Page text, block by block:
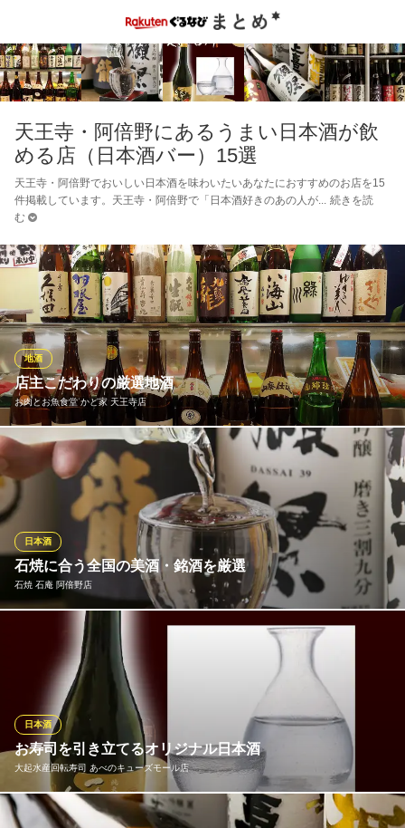
天王寺・阿倍野にあるうまい日本酒が飲
める店（日本酒バー）15選
天王寺・阿倍野でおいしい日本酒を味わいたいあなたにおすすめのお店を15
件掲載しています。天王寺・阿倍野で「日本酒好きのあの人が
続きを読
む
店主こだわりの厳選地酒
お肉とお魚食堂 かど家 天王寺店
地酒
店主が厳選したこだわりの地酒を30種類以上揃えました。『八重
垣』『八海山』『梵 ときしらず』など料理にピッタリな銘柄ばか
りを各680円（税抜）でお楽しみいただけます♪かど家おすすめの
地酒は『あさねぼう』『福光屋8PM』各一合770円（税抜）、
『獺祭50』770円（税抜）です。ご来店の際はぜひ一杯どうぞ★
お肉とお魚食堂 かど家 天王寺店
海鮮系が豊富な居酒屋
大阪メトロ谷町線天王寺駅 徒歩2分
大阪府大阪市天王寺区茶臼山町2-2 パラード天王寺1F
石焼に合う全国の美酒・銘酒を厳選
石焼 石庵 阿倍野店
日本酒
種類豊富なお酒も当店の自慢のひとつ。石焼に良く合う冷酒は全
国から厳選した銘柄をご用意しています。『獺祭』や『黒龍』な
どのほか、季節に応じたものもご提供いたします。なかなかお目
にかかれないレアな銘柄が入ることもあり、お酒好きの方がドリ
ンクを目的にお越しくださることも。お好みの一杯をお楽しみく
ださい。
石焼 石庵 阿倍野店
厳選鶏の石焼と銀シャリ
ＪＲ線天王寺駅 徒歩5分
お寿司を引き立てるオリジナル日本酒
大起水産回転寿司 あべのキューズモール店
日本酒
美味しいお寿司には極上のお酒が欠かせません。当店では、お寿